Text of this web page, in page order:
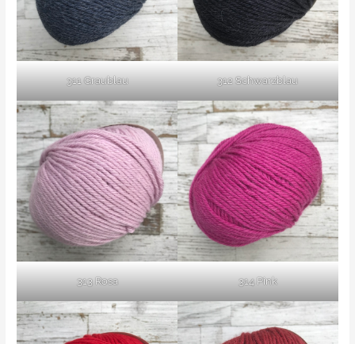
311 Graublau 312 Schwarzblau
313 Rosa 314 Pink